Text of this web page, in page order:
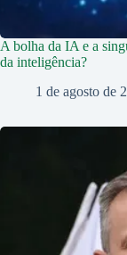
A bolha da IA e a
da inteligência?
1 de agosto de